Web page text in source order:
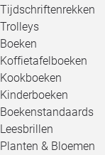
Tijdschriftenrekken
Trolleys
Boeken
Koffietafelboeken
Kookboeken
Kinderboeken
Boekenstandaards
Leesbrillen
Planten & Bloemen